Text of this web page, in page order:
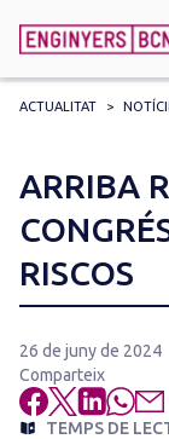
for:
ACTUALITAT >
ARRIBA
RISCOS
26 de juny de 2024
Comparteix
TEMPS DE